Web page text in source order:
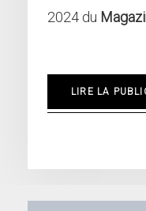
2024 du
LIRE LA